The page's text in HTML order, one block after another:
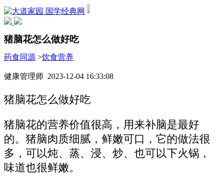
国学经典网
猪脑花怎么做好吃
药食同源 >饮食营养
健康管理师 2023-12-04 16:33:08
猪脑花怎么做好吃
猪脑花的营养价值很高，用来补脑是最好
的。猪脑肉质细腻，鲜嫩可口，它的做法很
多，可以炖、蒸、浸、炒、也可以下火锅，
味道也很鲜嫩。